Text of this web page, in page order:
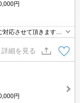
円
応させて頂きます～
詳細を見る
円